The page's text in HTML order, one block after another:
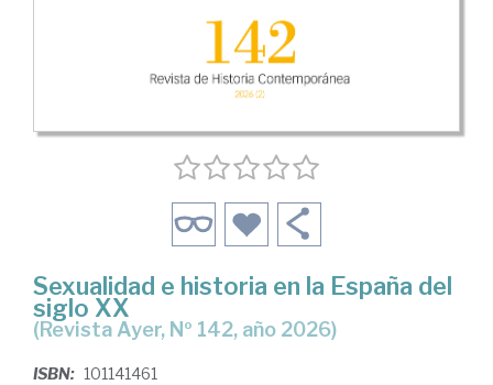
Sexualidad e historia en la España del
siglo XX
(Revista Ayer, Nº 142, año 2026)
ISBN: 101141461